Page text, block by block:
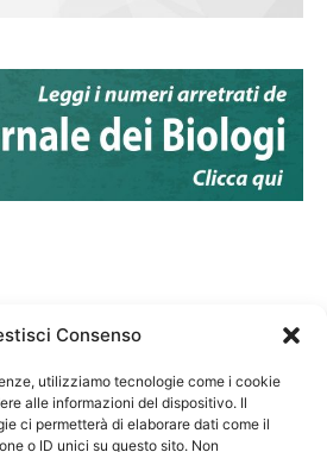
Consenso
utilizziamo tecnologie come i cookie
alle informazioni del dispositivo. Il
ci permetterà di elaborare dati come il
o ID unici su questo sito. Non
Degli Ordini dei Biologi:
fiscale 80069130583